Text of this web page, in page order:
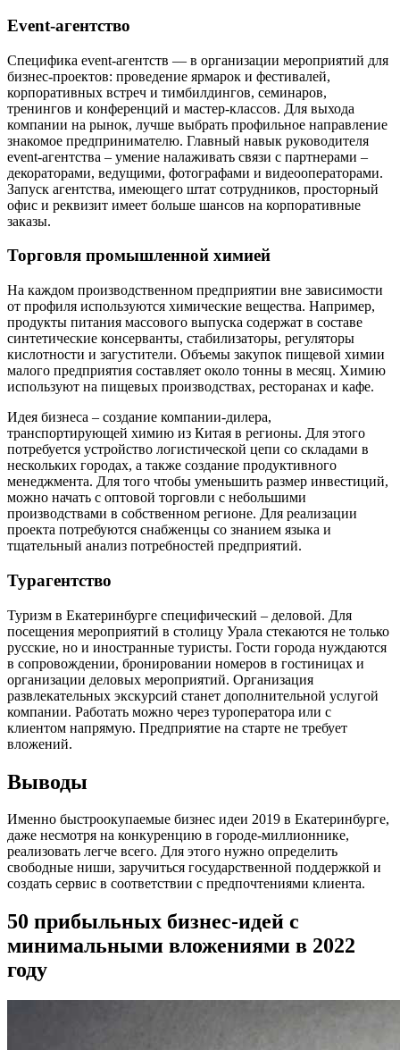
Event-агентство
Специфика event-агентств — в организации мероприятий для
бизнес-проектов: проведение ярмарок и фестивалей,
корпоративных встреч и тимбилдингов, семинаров,
тренингов и конференций и мастер-классов. Для выхода
компании на рынок, лучше выбрать профильное направление
знакомое предпринимателю. Главный навык руководителя
event-агентства – умение налаживать связи с партнерами –
декораторами, ведущими, фотографами и видеооператорами.
Запуск агентства, имеющего штат сотрудников, просторный
офис и реквизит имеет больше шансов на корпоративные
заказы.
Торговля промышленной химией
На каждом производственном предприятии вне зависимости
от профиля используются химические вещества. Например,
продукты питания массового выпуска содержат в составе
синтетические консерванты, стабилизаторы, регуляторы
кислотности и загустители. Объемы закупок пищевой химии
малого предприятия составляет около тонны в месяц. Химию
используют на пищевых производствах, ресторанах и кафе.
Идея бизнеса – создание компании-дилера,
транспортирующей химию из Китая в регионы. Для этого
потребуется устройство логистической цепи со складами в
нескольких городах, а также создание продуктивного
менеджмента. Для того чтобы уменьшить размер инвестиций,
можно начать с оптовой торговли с небольшими
производствами в собственном регионе. Для реализации
проекта потребуются снабженцы со знанием языка и
тщательный анализ потребностей предприятий.
Турагентство
Туризм в Екатеринбурге специфический – деловой. Для
посещения мероприятий в столицу Урала стекаются не только
русские, но и иностранные туристы. Гости города нуждаются
в сопровождении, бронировании номеров в гостиницах и
организации деловых мероприятий. Организация
развлекательных экскурсий станет дополнительной услугой
компании. Работать можно через туроператора или с
клиентом напрямую. Предприятие на старте не требует
вложений.
Выводы
Именно быстроокупаемые бизнес идеи 2019 в Екатеринбурге,
даже несмотря на конкуренцию в городе-миллионнике,
реализовать легче всего. Для этого нужно определить
свободные ниши, заручиться государственной поддержкой и
создать сервис в соответствии с предпочтениями клиента.
50 прибыльных бизнес-идей с
минимальными вложениями в 2022
году